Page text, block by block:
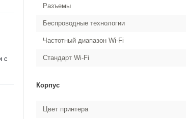
с
Разъемы
Беспроводные технологии
Частотный диапазон Wi-Fi
Стандарт Wi-Fi
Корпус
Цвет принтера